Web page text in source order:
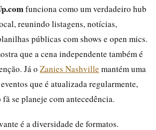
funciona como um verdadeiro hub
reunindo listagens, notícias,
públicas com shows e open mics.
que a cena independente também é
Já o Zanies Nashville mantém uma
que é atualizada regularmente,
se planeje com antecedência.
é a diversidade de formatos.